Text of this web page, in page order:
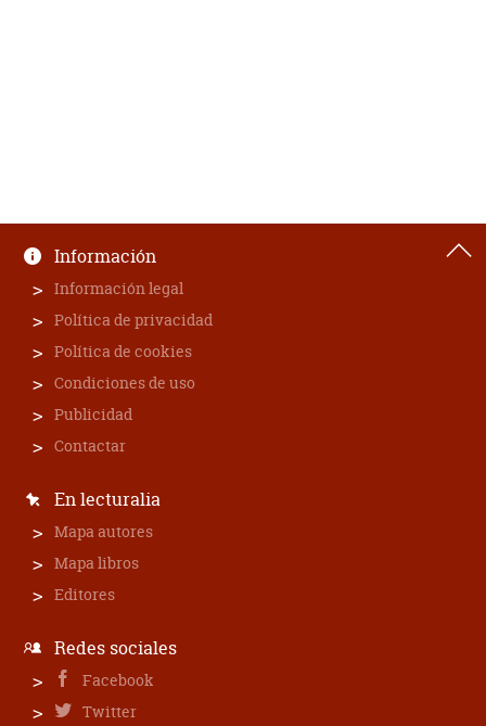
Información
Información legal
Política de privacidad
Política de cookies
Condiciones de uso
Publicidad
Contactar
En lecturalia
Mapa autores
Mapa libros
Editores
Redes sociales
Facebook
Twitter